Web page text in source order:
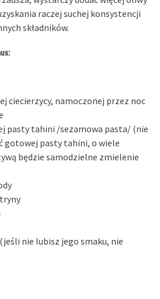
raczej suchej konsystencji
składników.
ciecierzycy, namoczonej przez noc
pasty tahini /sezamowa pasta/ (nie
gotowej pasty tahini, o wiele
będzie samodzielne zmielenie
nie lubisz jego smaku, nie